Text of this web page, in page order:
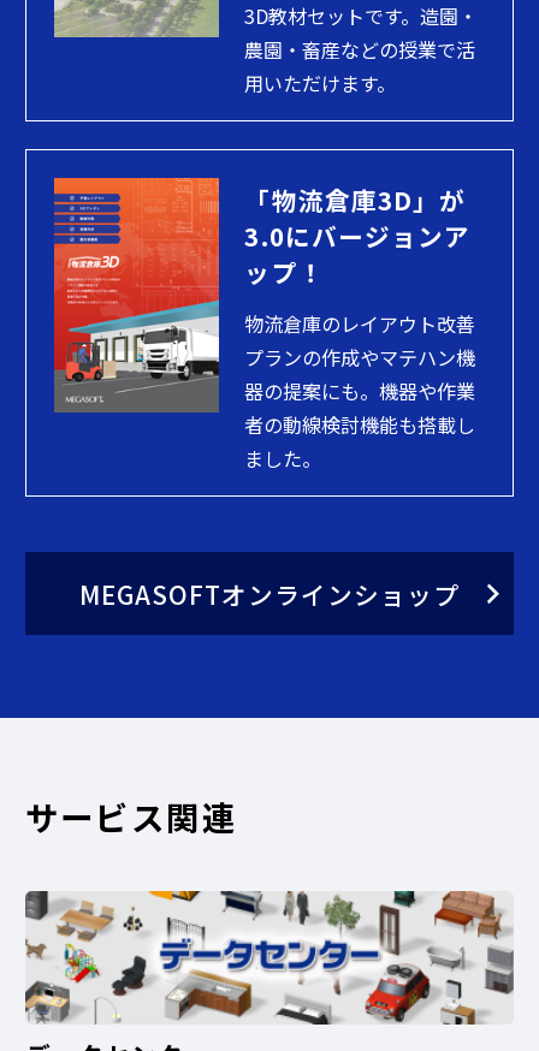
3D教材セットです。造園・
農園・畜産などの授業で活
用いただけます。
「物流倉庫3D」が
3.0にバージョンア
ップ！
物流倉庫のレイアウト改善
プランの作成やマテハン機
器の提案にも。機器や作業
者の動線検討機能も搭載し
ました。
MEGASOFTオンラインショップ
サービス関連